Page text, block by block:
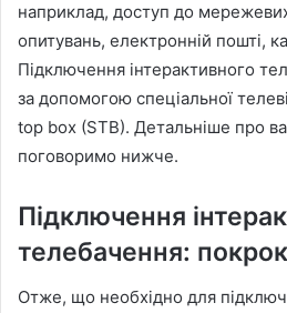
наприклад, доступ до
опитувань, електронній пошті,
Підключення інтерактивного
за допомогою спеціальної
top box (STB). Детальніше про
поговоримо нижче.
Підключення
телебачення:
Отже, що необхідно для